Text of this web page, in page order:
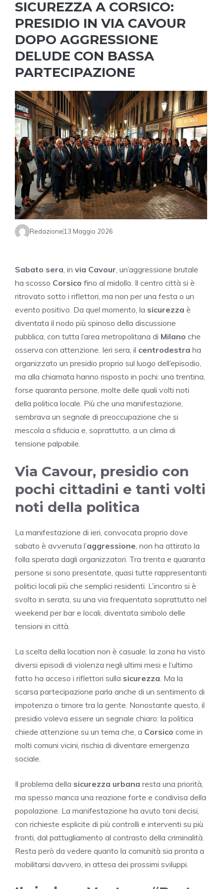
SICUREZZA A CORSICO:
PRESIDIO IN VIA CAVOUR
DOPO AGGRESSIONE
DELUDE CON BASSA
PARTECIPAZIONE
Redazione13 Maggio 2026
Sabato sera , in via Cavour , un’aggressione brutale
ha scosso Corsico fino al midollo. Il centro città si è
ritrovato sotto i riflettori, ma non per una festa o un
evento positivo. Da quel momento, la sicurezza è
diventata il nodo più spinoso della discussione
pubblica, con tutta l’area metropolitana di Milano che
osserva con attenzione. Ieri sera, il centrodestra ha
organizzato un presidio proprio sul luogo dell’episodio,
ma alla chiamata hanno risposto in pochi: una trentina,
forse quaranta persone, molte delle quali volti noti
della politica locale. Più che una manifestazione,
sembrava un segnale di preoccupazione che si
mescola a sfiducia e, soprattutto, a un clima di
tensione palpabile.
Via Cavour, presidio con
pochi cittadini e tanti volti
noti della politica
La manifestazione di ieri, convocata proprio dove
sabato è avvenuta l’aggressione , non ha attirato la
folla sperata dagli organizzatori. Tra trenta e quaranta
persone si sono presentate, quasi tutte rappresentanti
politici locali più che semplici residenti. L’incontro si è
svolto in serata, su una via frequentata soprattutto nel
weekend per bar e locali, diventata simbolo delle
tensioni in città.
La scelta della location non è casuale: la zona ha visto
diversi episodi di violenza negli ultimi mesi e l’ultimo
fatto ha acceso i riflettori sulla sicurezza . Ma la
scarsa partecipazione parla anche di un sentimento di
impotenza o timore tra la gente. Nonostante questo, il
presidio voleva essere un segnale chiaro: la politica
chiede attenzione su un tema che, a Corsico come in
molti comuni vicini, rischia di diventare emergenza
sociale.
Il problema della sicurezza urbana resta una priorità,
ma spesso manca una reazione forte e condivisa della
popolazione. La manifestazione ha avuto toni decisi,
con richieste esplicite di più controlli e interventi su più
fronti, dal pattugliamento al contrasto della criminalità.
Resta però da vedere quanto la comunità sia pronta a
mobilitarsi davvero, in attesa dei prossimi sviluppi.